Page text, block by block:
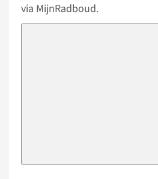
via MijnRadboud.